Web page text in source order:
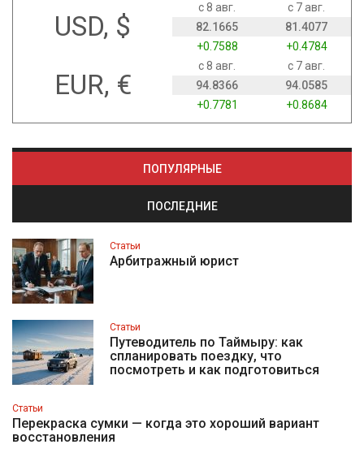
USD, $
с 8 авг.
с 7 авг.
82.1665
81.4077
+0.7588
+0.4784
EUR, €
с 8 авг.
с 7 авг.
94.8366
94.0585
+0.7781
+0.8684
ПОПУЛЯРНЫЕ
ПОСЛЕДНИЕ
Статьи
Арбитражный юрист
Статьи
Путеводитель по Таймыру: как
спланировать поездку, что
посмотреть и как подготовиться
Статьи
Перекраска сумки — когда это хороший вариант
восстановления